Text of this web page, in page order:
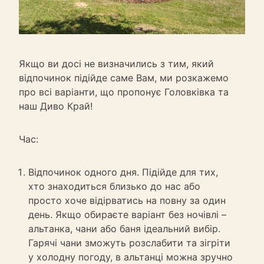
Якщо ви досі не визначились з тим, який
відпочинок підійде саме Вам, ми розкажемо
про всі варіанти, що пропонує Головківка та
наш Диво Край!
Час:
Відпочинок одного дня. Підійде для тих,
хто знаходиться близько до нас або
просто хоче відірватись на повну за один
день. Якщо обираєте варіант без ночівлі –
альтанка, чани або баня ідеальний вибір.
Гарячі чани зможуть розслабити та зігріти
у холодну погоду, в альтанці можна зручно